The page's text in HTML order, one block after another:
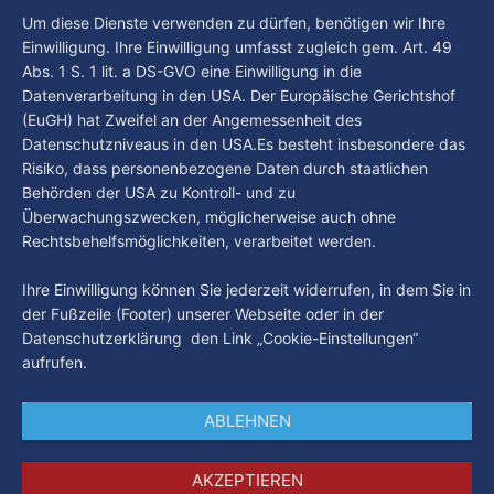
Hauptbahnhof, sondern auch in weiten Teilen von St. Georg
– unter anderem rund um den Hansaplatz, den oberen
Steindamm und den ZOB. Damit sollen alkoholbedingte
Straftaten und Konflikte eingedämmt sowie die
By Luca Kimmel 3. Aug. 2026
Um diese Dienste verwenden zu dürfen, benötigen wir Ihre
Einwilligung. Ihre Einwilligung umfasst zugleich gem. Art. 49
Abs. 1 S. 1 lit. a DS-GVO eine Einwilligung in die
Datenverarbeitung in den USA. Der Europäische Gerichtshof
(EuGH) hat Zweifel an der Angemessenheit des
Datenschutzniveaus in den USA.Es besteht insbesondere das
Risiko, dass personenbezogene Daten durch staatlichen
Behörden der USA zu Kontroll- und zu
Überwachungszwecken, möglicherweise auch ohne
Rechtsbehelfsmöglichkeiten, verarbeitet werden.
Ihre Einwilligung können Sie jederzeit widerrufen, in dem Sie in
der Fußzeile (Footer) unserer Webseite oder in der
Datenschutzerklärung den Link „Cookie-Einstellungen“
aufrufen.
ABLEHNEN
AKZEPTIEREN